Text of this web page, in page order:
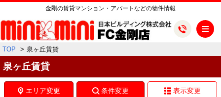
金剛の賃貸マンション・アパートなどの物件情報
TOP 泉ヶ丘賃貸
泉ヶ丘賃貸
エリア変更 条件変更 表示変更